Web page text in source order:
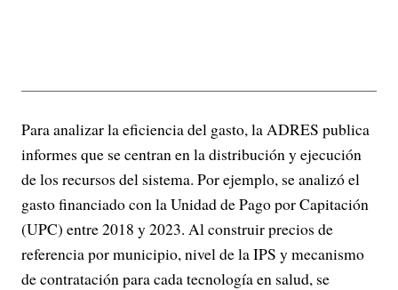
Para analizar la eficiencia del gasto, la ADRES publica
informes que se centran en la distribución y ejecución
de los recursos del sistema. Por ejemplo, se analizó el
gasto financiado con la Unidad de Pago por Capitación
(UPC) entre 2018 y 2023. Al construir precios de
referencia por municipio, nivel de la IPS y mecanismo
de contratación para cada tecnología en salud, se